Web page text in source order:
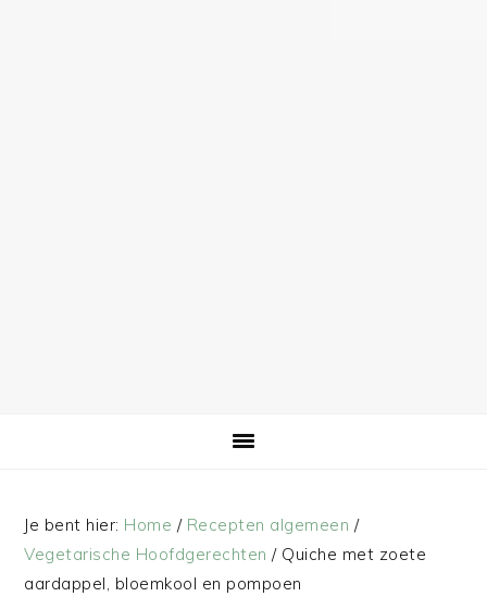
Je bent hier: Home / Recepten algemeen /
Vegetarische Hoofdgerechten /Quiche met zoete
aardappel, bloemkool en pompoen